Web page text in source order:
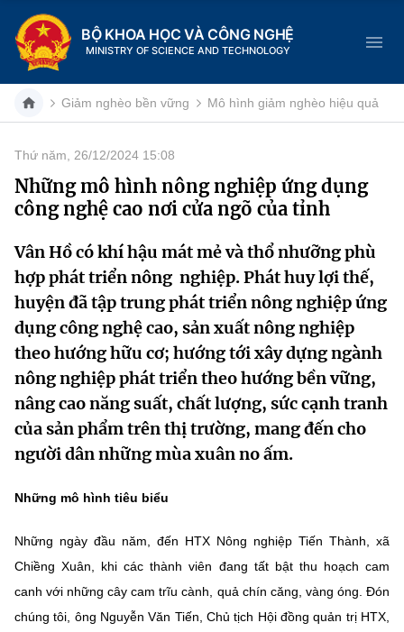
BỘ KHOA HỌC VÀ CÔNG NGHỆ
MINISTRY OF SCIENCE AND TECHNOLOGY
Danh mục
Trang chủ
Giới thiệu
Chức năng nhiệm vụ
Cơ cấu tổ chức
Lịch sử phát triển
Sở Khoa học và Công nghệ
Tin tức sự kiện
Khoa học và Công nghệ
Đổi mới sáng tạo
Chuyển đổi số
Tiêu chuẩn, đo lường, chất lượng
Năng lượng nguyên tử
Dịch vụ công
Hệ thống văn bản
Văn bản QPPL
MST IOFFICE
THỐNG KÊ
Khoa học và Công nghệ
Đổi mới sáng tạo
Chuyển đổi số
Multimedia
THƯ ĐIỆN TỬ
Khác
Videos
Giảm nghèo bền vững Mô hình giảm nghèo hiệu quả
Thứ năm, 26/12/2024 15:08
Những mô hình nông nghiệp ứng dụng
công nghệ cao nơi cửa ngõ của tỉnh
Vân Hồ có khí hậu mát mẻ và thổ nhưỡng phù
hợp phát triển nông nghiệp. Phát huy lợi thế,
huyện đã tập trung phát triển nông nghiệp ứng
dụng công nghệ cao, sản xuất nông nghiệp
theo hướng hữu cơ; hướng tới xây dựng ngành
nông nghiệp phát triển theo hướng bền vững,
nâng cao năng suất, chất lượng, sức cạnh tranh
của sản phẩm trên thị trường, mang đến cho
người dân những mùa xuân no ấm.
Những mô hình tiêu biểu
Những ngày đầu năm, đến HTX Nông nghiệp Tiến Thành, xã
Chiềng Xuân, khi các thành viên đang tất bật thu hoạch cam
canh với những cây cam trĩu cành, quả chín căng, vàng óng. Đón
chúng tôi, ông Nguyễn Văn Tiến, Chủ tịch Hội đồng quản trị HTX,